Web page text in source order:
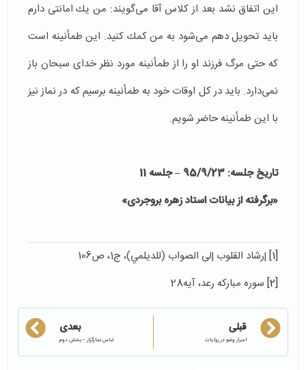
این اتفاق نشد بعد از كلاس آقا می‌گویند: من یك امانتی دارم
باید تحویل دهم می‌شود به من كمك كنید. این طمأنینه است
كه حتی مرگ فرزند او را از طمأنینه مورد نظر خدای سبحان باز
نمی‌دارد. باید در كل اوقات خود به طمأنینه برسیم كه در نماز نیز
با این طمأنینه حاضر شویم.
تاریخ جلسه: 95/9/23 – جلسه 11
«برگرفته از بیانات استاد زهره بروجردی»
[1] إرشاد القلوب إلى الصواب (للديلمي)، ج‏1، ص106
[2]
سوره مبارکه رعد، آیه28
قبلی
اسرار وضو در روایات
بعدی
لباس نمازگزار – بخش دوم